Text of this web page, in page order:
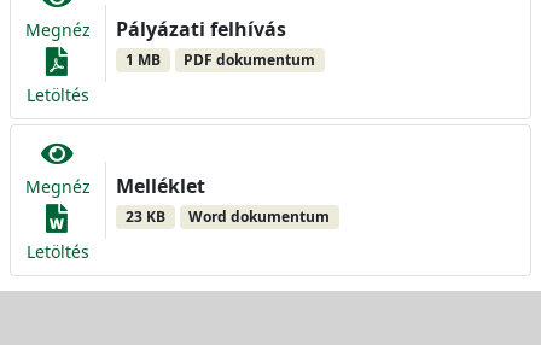
Megnéz
Letöltés
Pályázati felhívás
1 MB PDF dokumentum
Megnéz
Letöltés
Melléklet
23 KB Word dokumentum